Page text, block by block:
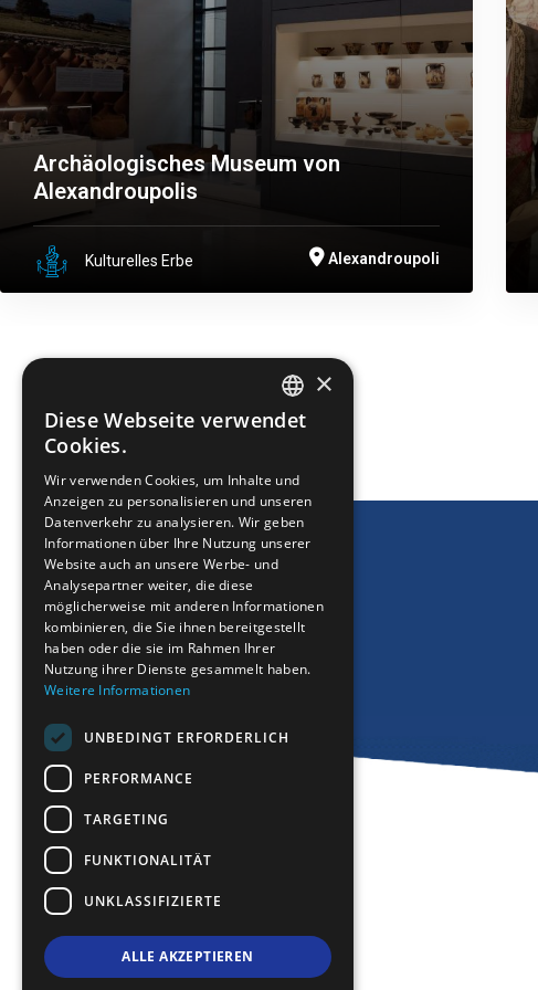
Archäologisches Museum von
Alexandroupolis
Kulturelles Erbe Alexandroupoli
ENGLISH
FRENCH
BULGARIAN
ROMANIAN
TURKISH
×
Diese Webseite verwendet
Cookies.
Wir verwenden Cookies, um Inhalte und
Anzeigen zu personalisieren und unseren
Datenverkehr zu analysieren. Wir geben
Informationen über Ihre Nutzung unserer
Website auch an unsere Werbe- und
Analysepartner weiter, die diese
möglicherweise mit anderen Informationen
kombinieren, die Sie ihnen bereitgestellt
haben oder die sie im Rahmen Ihrer
Nutzung ihrer Dienste gesammelt haben.
Weitere Informationen
UNBEDINGT ERFORDERLICH
PERFORMANCE
TARGETING
FUNKTIONALITÄT
UNKLASSIFIZIERTE
ALLE AKZEPTIEREN